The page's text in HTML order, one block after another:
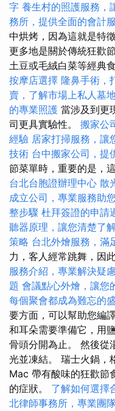
字 養生村的照護服務，
務所，提供全面的會計
中烘烤，因為這就是特
更多地是關於傳統狂歡
土豆或毛絨白菜等經典
按摩店選擇 隆鼻手術，
賣，了解市場上私人墓
的專業照護 當涉及到更
司更具實驗性。 搬家公
經驗 居家打掃服務，讓
技術 台中搬家公司，提
節菜單時，重要的是，
台北台胞證辦理中心 散
成立公司，專業服務助
整步驟 杜拜簽證的申請
聽器原理，讓您清楚了
策略 台北外燴服務，滿
力，客人經常跳舞，因
服務介紹，專業解決疑慮
題 會議點心外燴，讓您
每個聚會都成為難忘的
要方面，可以幫助您編
和耳朵需要準備它，用
骨頭分開為止。 然後從
光並凍結。 瑞士火鍋，
Mac 帶有酸味的狂歡節
的症狀。 了解如何選擇
北律師事務所，專業團